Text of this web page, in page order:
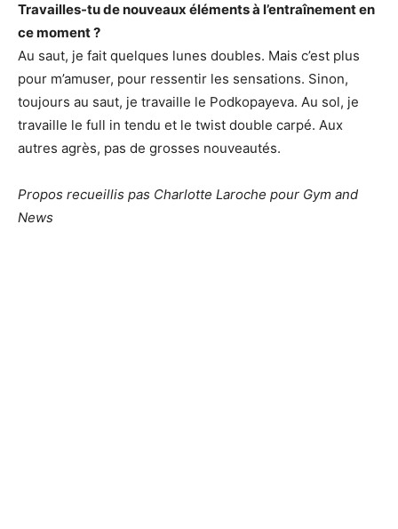
Travailles-tu de nouveaux éléments à l’entraînement en
ce moment ?
Au saut, je fait quelques lunes doubles. Mais c’est plus
pour m’amuser, pour ressentir les sensations. Sinon,
toujours au saut, je travaille le Podkopayeva. Au sol, je
travaille le full in tendu et le twist double carpé. Aux
autres agrès, pas de grosses nouveautés.
Propos recueillis pas Charlotte Laroche pour Gym and
News